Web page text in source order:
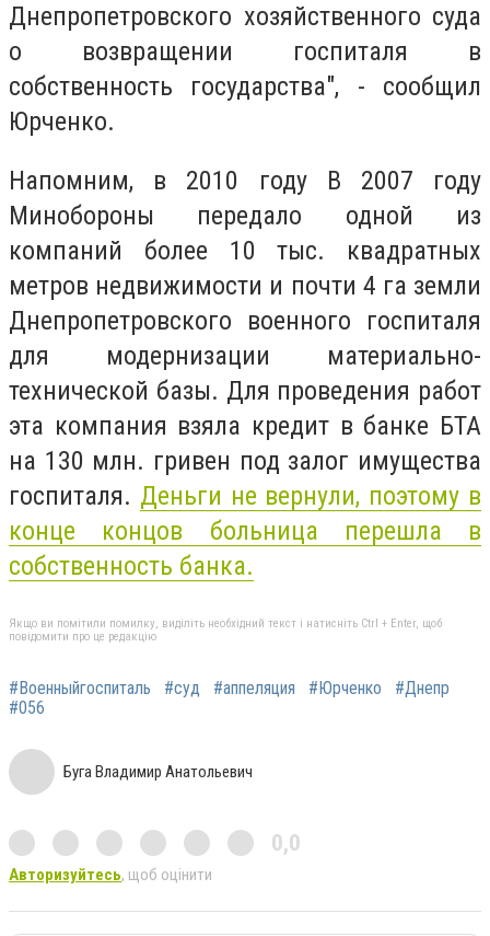
Днепропетровского хозяйственного суда
о возвращении госпиталя в
собственность государства", - сообщил
Юрченко.
Напомним, в 2010 году В 2007 году
Минобороны передало одной из
компаний более 10 тыс. квадратных
метров недвижимости и почти 4 га земли
Днепропетровского военного госпиталя
для модернизации материально-
технической базы. Для проведения работ
эта компания взяла кредит в банке БТА
на 130 млн. гривен под залог имущества
госпиталя. Деньги не вернули, поэтому в
конце концов больница перешла в
собственность банка.
Якщо ви помітили помилку, виділіть необхідний текст і натисніть Ctrl + Enter, щоб
повідомити про це редакцію
#Военныйгоспиталь #суд #аппеляция #Юрченко
#Днепр
#056
Буга Владимир Анатольевич
0,0
Авторизуйтесь, щоб оцінити